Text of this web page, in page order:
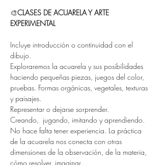
🎨CLASES DE ACUARELA Y ARTE
EXPERIMENTAL
Incluye introducción o continuidad con el
dibujo.
Exploraremos la acuarela y sus posibilidades
haciendo pequeñas piezas, juegos del color,
pruebas. Formas orgánicas, vegetales, texturas
y paisajes.
Representar o dejarse sorprender.
Creando,  jugando, imitando y aprendiendo.
No hace falta tener experiencia. La práctica
de la acuarela nos conecta con otras
dimensiones de la observación, de la materia,
cómo resolver, imaginar…